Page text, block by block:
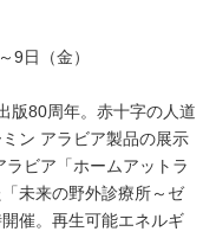
9日（金）
80周年。赤十字の人道
ン アラビア製品の展示
ビア「ホームアットラ
未来の野外診療所～ゼ
催。再生可能エネルギ